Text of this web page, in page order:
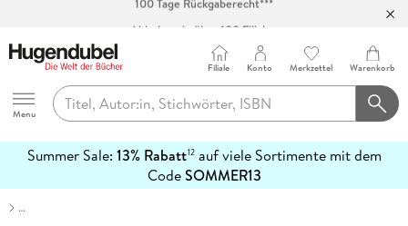
Abholung in über 100 Filialen
Hugendubel
Menu
Filiale Konto Merkzettel Warenkorb
Summer Sale: 13% Rabatt12auf viele Sortimente mit dem
CodeSOMMER13
erfahren
…